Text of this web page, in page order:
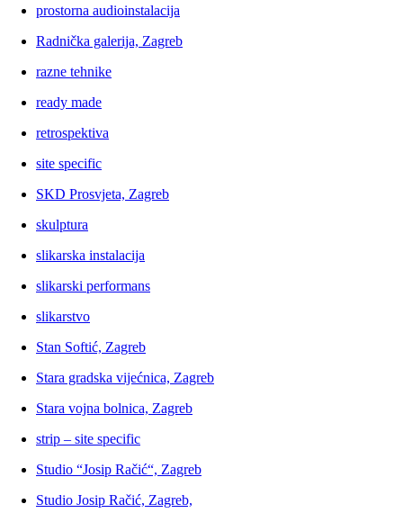
prostorna audioinstalacija
Radnička galerija, Zagreb
razne tehnike
ready made
retrospektiva
site specific
SKD Prosvjeta, Zagreb
skulptura
slikarska instalacija
slikarski performans
slikarstvo
Stan Softić, Zagreb
Stara gradska vijećnica, Zagreb
Stara vojna bolnica, Zagreb
strip – site specific
Studio “Josip Račić“, Zagreb
Studio Josip Račić, Zagreb,